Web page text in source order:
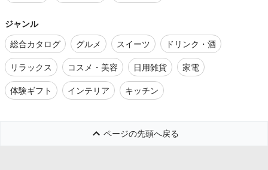
ジャンル
総合カタログ
グルメ スイーツ
ドリンク・酒
リラックス
コスメ・美容 日用雑貨
家電
体験ギフト
インテリア キッチン
ページの先頭へ戻る